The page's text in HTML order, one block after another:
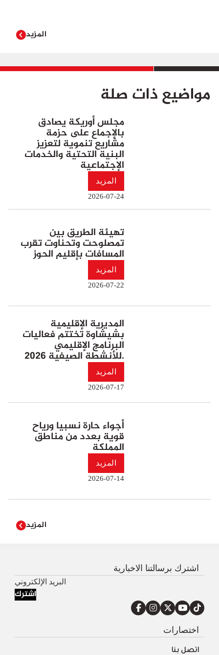
المزيد
مواضيع ذات صلة
مجلس أوريكة يصادق
بالإجماع على حزمة
مشاريع تنموية لتعزيز
البنية التحتية والخدمات
الإجتماعية
المزيد
2026-07-24
تهيئة الطريق بين
تمصلوحت وتحناوت تقرب
المسافات بإقليم الحوز
المزيد
2026-07-22
المديرية الإقليمية
بشيشاوة تختتم فعاليات
البرنامج الإقليمي
للأنشطة الصيفية 2026.
المزيد
2026-07-17
أجواء حارة نسبيا ورياح
قوية بعدد من مناطق
المملكة
المزيد
2026-07-14
المزيد
اشترك برسالتنا الاخبارية
اشترك
اختصارات
اتصل بنا